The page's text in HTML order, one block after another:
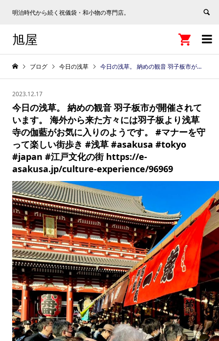
明治時代から続く祝儀袋・和小物の専門店。

旭屋 
ブログ 今日の浅草 今日の浅草。 納めの観音 羽子板市が開催されています。 海外から来た方々には羽子板より浅草寺の伽藍がお気に入りのようです。 #マナーを守って楽しい街歩き #浅草 #asakusa #tokyo #japan #江戸文化の街 https://e-asakusa.jp/culture-experience/96969
2023.12.17
今日の浅草。 納めの観音 羽子板市が開催されて
います。 海外から来た方々には羽子板より浅草
寺の伽藍がお気に入りのようです。 #マナーを守
って楽しい街歩き #浅草 #asakusa #tokyo
#japan #江戸文化の街 https://e-
asakusa.jp/culture-experience/96969